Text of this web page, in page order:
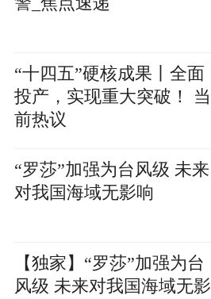
“十四五”硬核成果丨全面
投产，实现重大突破！ 当
前热议
“罗莎”加强为台风级 未来
对我国海域无影响
【独家】“罗莎”加强为台
风级 未来对我国海域无影